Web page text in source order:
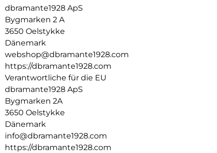
dbramante1928 ApS
Bygmarken 2 A
3650 Oelstykke
Dänemark
webshop@dbramante1928.com
https://dbramante1928.com
Verantwortliche für die EU
dbramante1928 ApS
Bygmarken 2A
3650 Oelstykke
Dänemark
info@dbramante1928.com
https://dbramante1928.com